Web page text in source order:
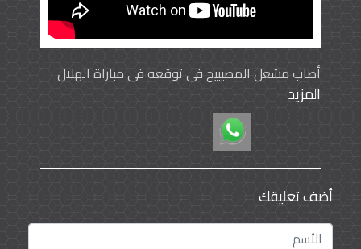
أصاب مشعل المصيبيح في توقعه في مباراة الهلال
أمام بوهانج الكوري حيث كان قد قال عبر منصة
الرياض اليوم واثق من نجوم الزعيم في تحقيق بطولة
دوري أبطال آسيا وفعلا حدث ذلك وفاز الهلال.
المزيد
أضف تعليقك